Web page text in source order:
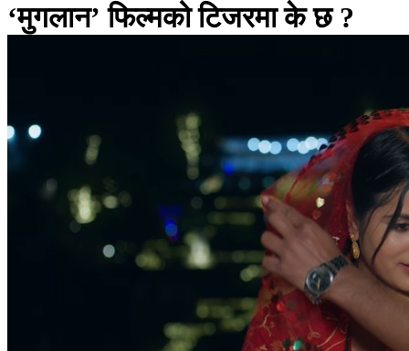
‘मुगलान’ फिल्मको टिजरमा के छ ?